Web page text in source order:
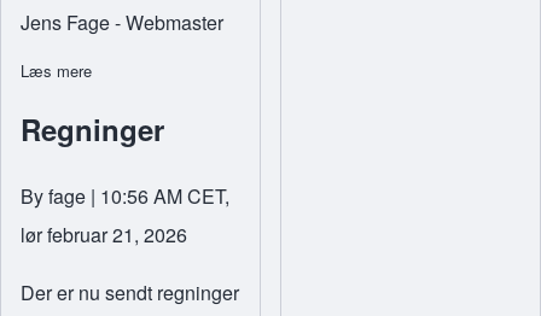
Jens Fage - Webmaster
Læs mere
Regninger
Byfage | 10:56 AM CET,
lør februar 21, 2026
Der er nu sendt regninger